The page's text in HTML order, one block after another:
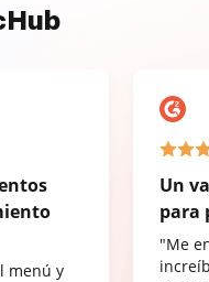
menú y
Un
para
"Me